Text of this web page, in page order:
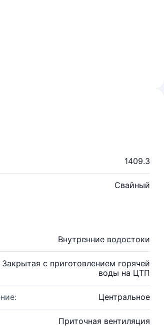
1409.3
Свайный
Внутренние водостоки
Закрытая с приготовлением горячей
воды на ЦТП
Центральное
Приточная вентиляция